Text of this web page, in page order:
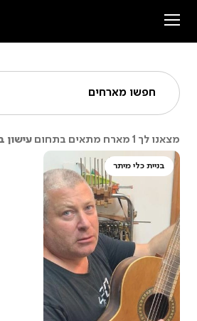
צרו קשר
סיפורים
Instagram
חפשו מארחים
מצאנו לך 1 מארח מתאים בתחום עישון
בניית כלי מיתר